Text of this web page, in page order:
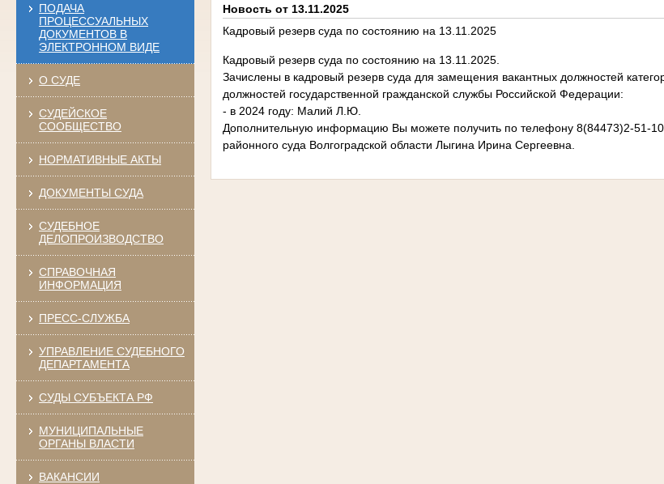
ПОДАЧА
ПРОЦЕССУАЛЬНЫХ
ДОКУМЕНТОВ В
ЭЛЕКТРОННОМ ВИДЕ
О СУДЕ
СУДЕЙСКОЕ
СООБЩЕСТВО
НОРМАТИВНЫЕ АКТЫ
ДОКУМЕНТЫ СУДА
СУДЕБНОЕ
ДЕЛОПРОИЗВОДСТВО
СПРАВОЧНАЯ
ИНФОРМАЦИЯ
ПРЕСС-СЛУЖБА
УПРАВЛЕНИЕ СУДЕБНОГО
ДЕПАРТАМЕНТА
СУДЫ СУБЪЕКТА РФ
МУНИЦИПАЛЬНЫЕ
ОРГАНЫ ВЛАСТИ
ВАКАНСИИ
Новость от 13.11.2025
Кадровый резерв суда по состоянию на 13.11.2025
Кадровый резерв суда по состоянию на 13.11.2025.
Зачислены в кадровый резерв суда для замещения вакантных должностей
должностей государственной гражданской службы Российской Федерации:
- в 2024 году: Малий Л.Ю.
Дополнительную информацию Вы можете получить по телефону 8(84473)2-51-10
районного суда Волгоградской области Лыгина Ирина Сергеевна.